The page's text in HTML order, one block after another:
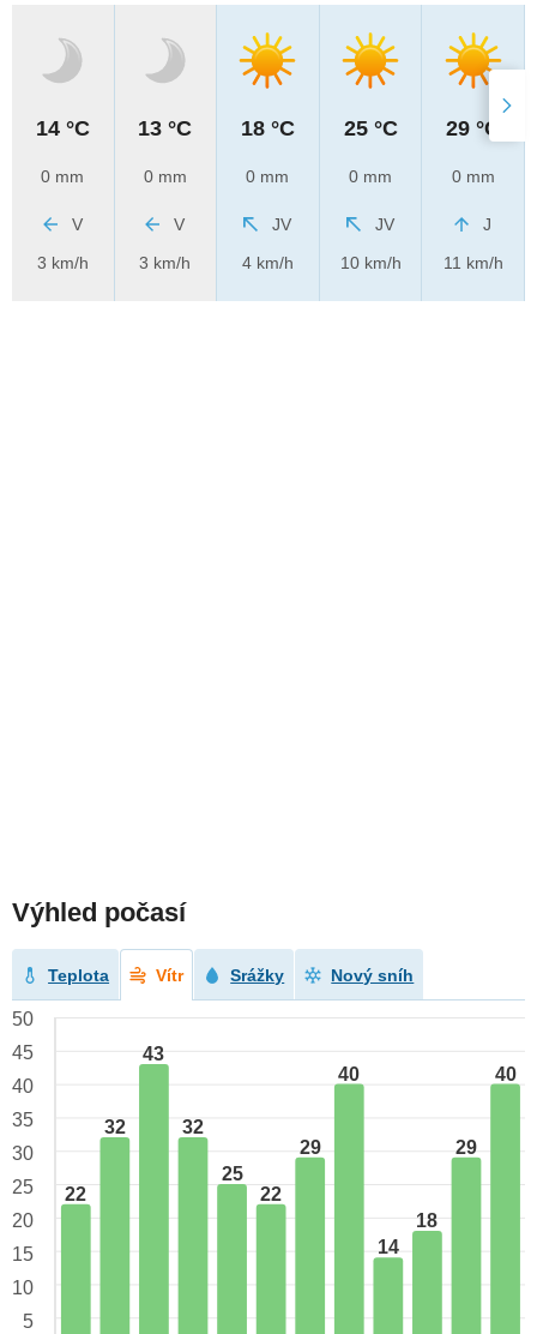
14 °C
0 mm
V
3 km/h
13 °C
0 mm
V
3 km/h
18 °C
0 mm
JV
4 km/h
25 °C
0 mm
JV
10 km/h
29 °C
0 mm
J
11 km/h
Výhled počasí
Teplota Vítr Srážky Nový sníh
22
32
43
32
25
22
29
40
14
18
29
40
50
45
40
35
30
25
20
15
10
5